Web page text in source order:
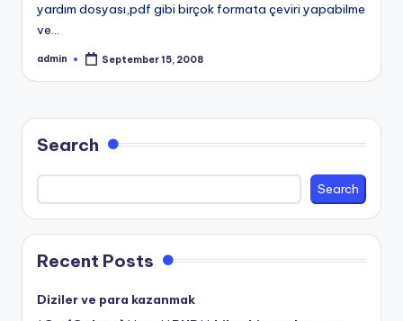
yardım dosyası,pdf gibi birçok formata çeviri yapabilme
ve…
Posted
admin September 15, 2008
Search
Search
Recent Posts
Diziler ve para kazanmak